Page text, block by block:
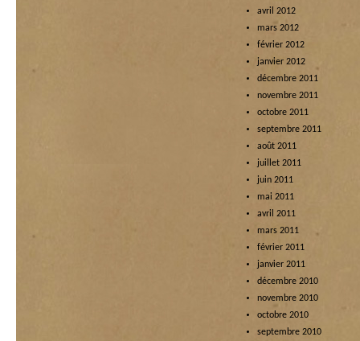
avril 2012
mars 2012
février 2012
janvier 2012
décembre 2011
novembre 2011
octobre 2011
septembre 2011
août 2011
juillet 2011
juin 2011
mai 2011
avril 2011
mars 2011
février 2011
janvier 2011
décembre 2010
novembre 2010
octobre 2010
septembre 2010